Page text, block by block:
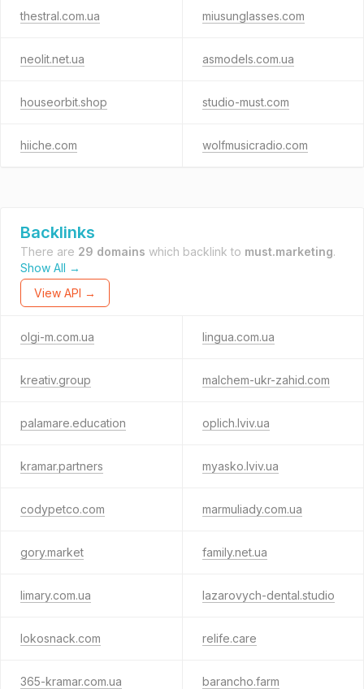
thestral.com.ua miusunglasses.com
neolit.net.ua asmodels.com.ua
houseorbit.shop studio-must.com
hiiche.com wolfmusicradio.com
Backlinks
There are 29 domains which backlink to must.marketing.
Show All →
View API →
olgi-m.com.ua lingua.com.ua
kreativ.group malchem-ukr-zahid.com
palamare.education oplich.lviv.ua
kramar.partners myasko.lviv.ua
codypetco.com marmuliady.com.ua
gory.market family.net.ua
limary.com.ua lazarovych-dental.studio
lokosnack.com relife.care
365-kramar.com.ua barancho.farm